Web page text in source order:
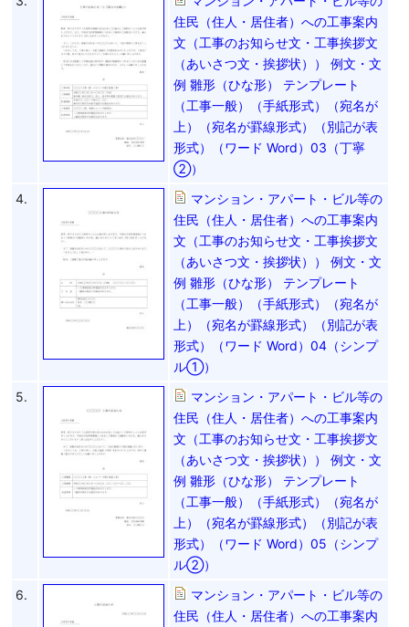
住民（住人・居住者）への工事案内
文（工事のお知らせ文・工事挨拶文
（あいさつ文・挨拶状）） 例文・文
例 雛形（ひな形） テンプレート
（工事一般）（手紙形式）（宛名が
上）（宛名が罫線形式）（別記が表
形式）（ワード Word）03（丁寧
②）
4.
マンション・アパート・ビル等の
住民（住人・居住者）への工事案内
文（工事のお知らせ文・工事挨拶文
（あいさつ文・挨拶状）） 例文・文
例 雛形（ひな形） テンプレート
（工事一般）（手紙形式）（宛名が
上）（宛名が罫線形式）（別記が表
形式）（ワード Word）04（シンプ
ル①）
5.
マンション・アパート・ビル等の
住民（住人・居住者）への工事案内
文（工事のお知らせ文・工事挨拶文
（あいさつ文・挨拶状）） 例文・文
例 雛形（ひな形） テンプレート
（工事一般）（手紙形式）（宛名が
上）（宛名が罫線形式）（別記が表
形式）（ワード Word）05（シンプ
ル②）
6.
マンション・アパート・ビル等の
住民（住人・居住者）への工事案内